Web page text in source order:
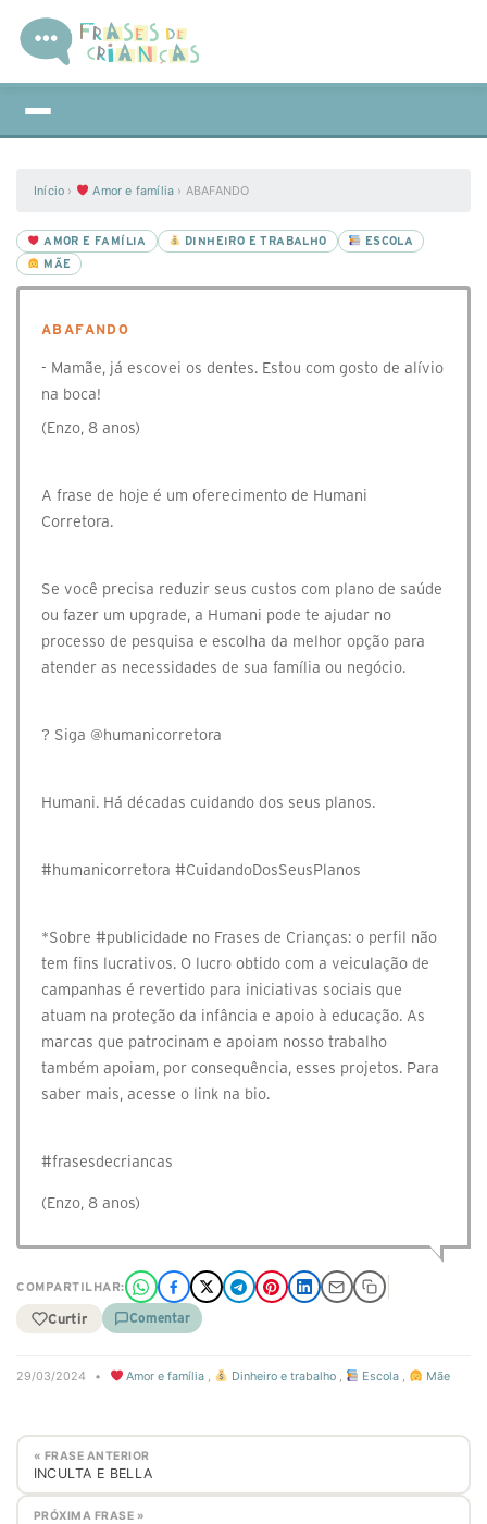
Início › Amor e família › ABAFANDO
AMOR E FAMÍLIA DINHEIRO E TRABALHO
ESCOLA
MÃE
ABAFANDO
- Mamãe, já escovei os dentes. Estou com gosto de alívio
na boca!
(Enzo, 8 anos)⠀
A frase de hoje é um oferecimento de Humani
Corretora.⠀
Se você precisa reduzir seus custos com plano de saúde
ou fazer um upgrade, a Humani pode te ajudar no
processo de pesquisa e escolha da melhor opção para
atender as necessidades de sua família ou negócio.⠀
? Siga @humanicorretora⠀
Humani. Há décadas cuidando dos seus planos.⠀
#humanicorretora #CuidandoDosSeusPlanos⠀⠀⠀
*Sobre #publicidade no Frases de Crianças: o perfil não
tem fins lucrativos. O lucro obtido com a veiculação de
campanhas é revertido para iniciativas sociais que
atuam na proteção da infância e apoio à educação. As
marcas que patrocinam e apoiam nosso trabalho
também apoiam, por consequência, esses projetos. Para
saber mais, acesse o link na bio.⠀
#frasesdecriancas
(Enzo, 8 anos)
COMPARTILHAR:
Curtir Comentar
29/03/2024 • Amor e família , Dinheiro e trabalho, Escola , Mãe
« FRASE ANTERIOR
INCULTA E BELLA
PRÓXIMA FRASE »